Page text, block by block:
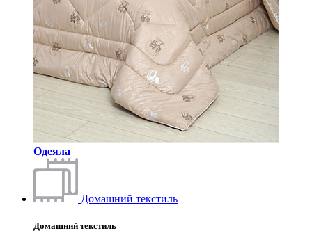
Одеяла
Домашний текстиль
Домашний текстиль